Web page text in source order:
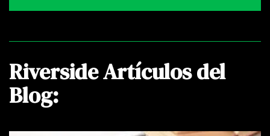
Riverside Artículos del
Blog: